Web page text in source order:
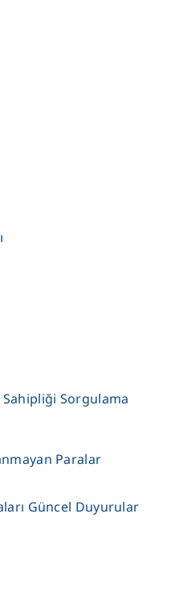
Sorgulama
Paralar
Güncel Duyurular